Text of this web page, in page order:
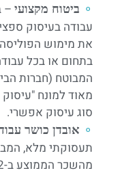
ביטוח מקצועי –
עבודה בעיסוק
את מימוש
בתחום או בכל
המבוטח (חברות
מאוד למונח
סוג עיסוק אפשרי.
אובדן כושר